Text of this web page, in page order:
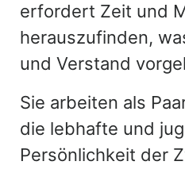
erfordert Zeit und
herauszufinden,
und Verstand
Sie arbeiten als
die lebhafte und
Persönlichkeit der